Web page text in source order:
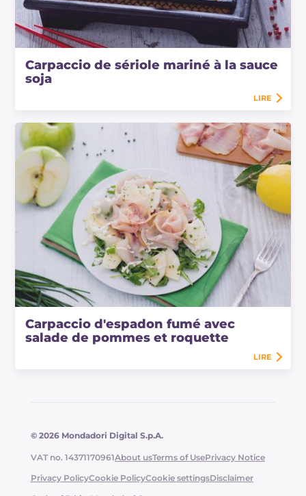
Carpaccio de sériole mariné à la sauce
soja
LIRE
Carpaccio d'espadon fumé avec
salade de pommes et roquette
LIRE
© 2026 Mondadori Digital S.p.A.
VAT no. 14371170961About usTerms of UsePrivacy Notice
Privacy PolicyCookie PolicyCookie settingsDisclaimer